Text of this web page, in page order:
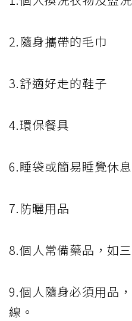
2.隨身攜帶的毛巾
3.舒適好走的鞋子
4.環保餐具
6.睡袋或簡易睡覺休
7.防曬用品
8.個人常備藥品，如
9.個人隨身必須用品
線。